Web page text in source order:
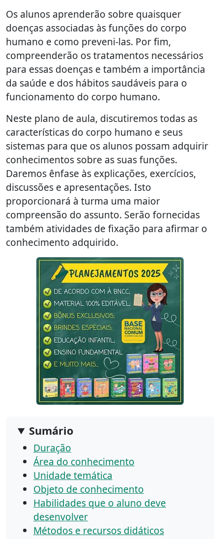
Os alunos aprenderão sobre quaisquer
doenças associadas às funções do corpo
humano e como preveni-las. Por fim,
compreenderão os tratamentos necessários
para essas doenças e também a importância
da saúde e dos hábitos saudáveis para o
funcionamento do corpo humano.
Neste plano de aula, discutiremos todas as
características do corpo humano e seus
sistemas para que os alunos possam adquirir
conhecimentos sobre as suas funções.
Daremos ênfase às explicações, exercícios,
discussões e apresentações. Isto
proporcionará à turma uma maior
compreensão do assunto. Serão fornecidas
também atividades de fixação para afirmar o
conhecimento adquirido.
Sumário
Duração
Área do conhecimento
Unidade temática
Objeto de conhecimento
Habilidades que o aluno deve
desenvolver
Métodos e recursos didáticos